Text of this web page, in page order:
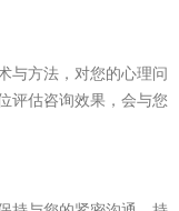
与方法，对您的心理问
评估咨询效果，会与您